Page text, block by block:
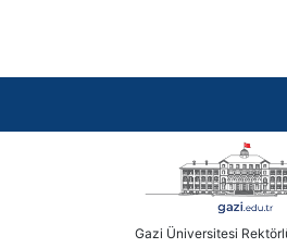
Gazi Üniversitesi